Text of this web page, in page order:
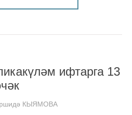
ифтарга 13
КЫЯМОВА